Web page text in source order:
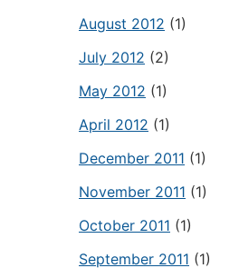
August 2012 (1)
July 2012 (2)
May 2012 (1)
April 2012 (1)
December 2011 (1)
November 2011 (1)
October 2011 (1)
September 2011 (1)